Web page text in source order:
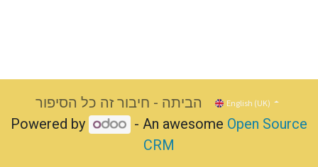
הביתה - חיבור זה כל הסיפור English (UK)
Powered by - An awesome Open Source
CRM